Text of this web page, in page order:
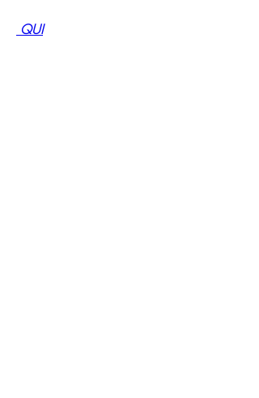
QUI